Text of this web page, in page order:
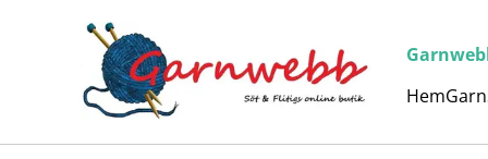
HemGarn